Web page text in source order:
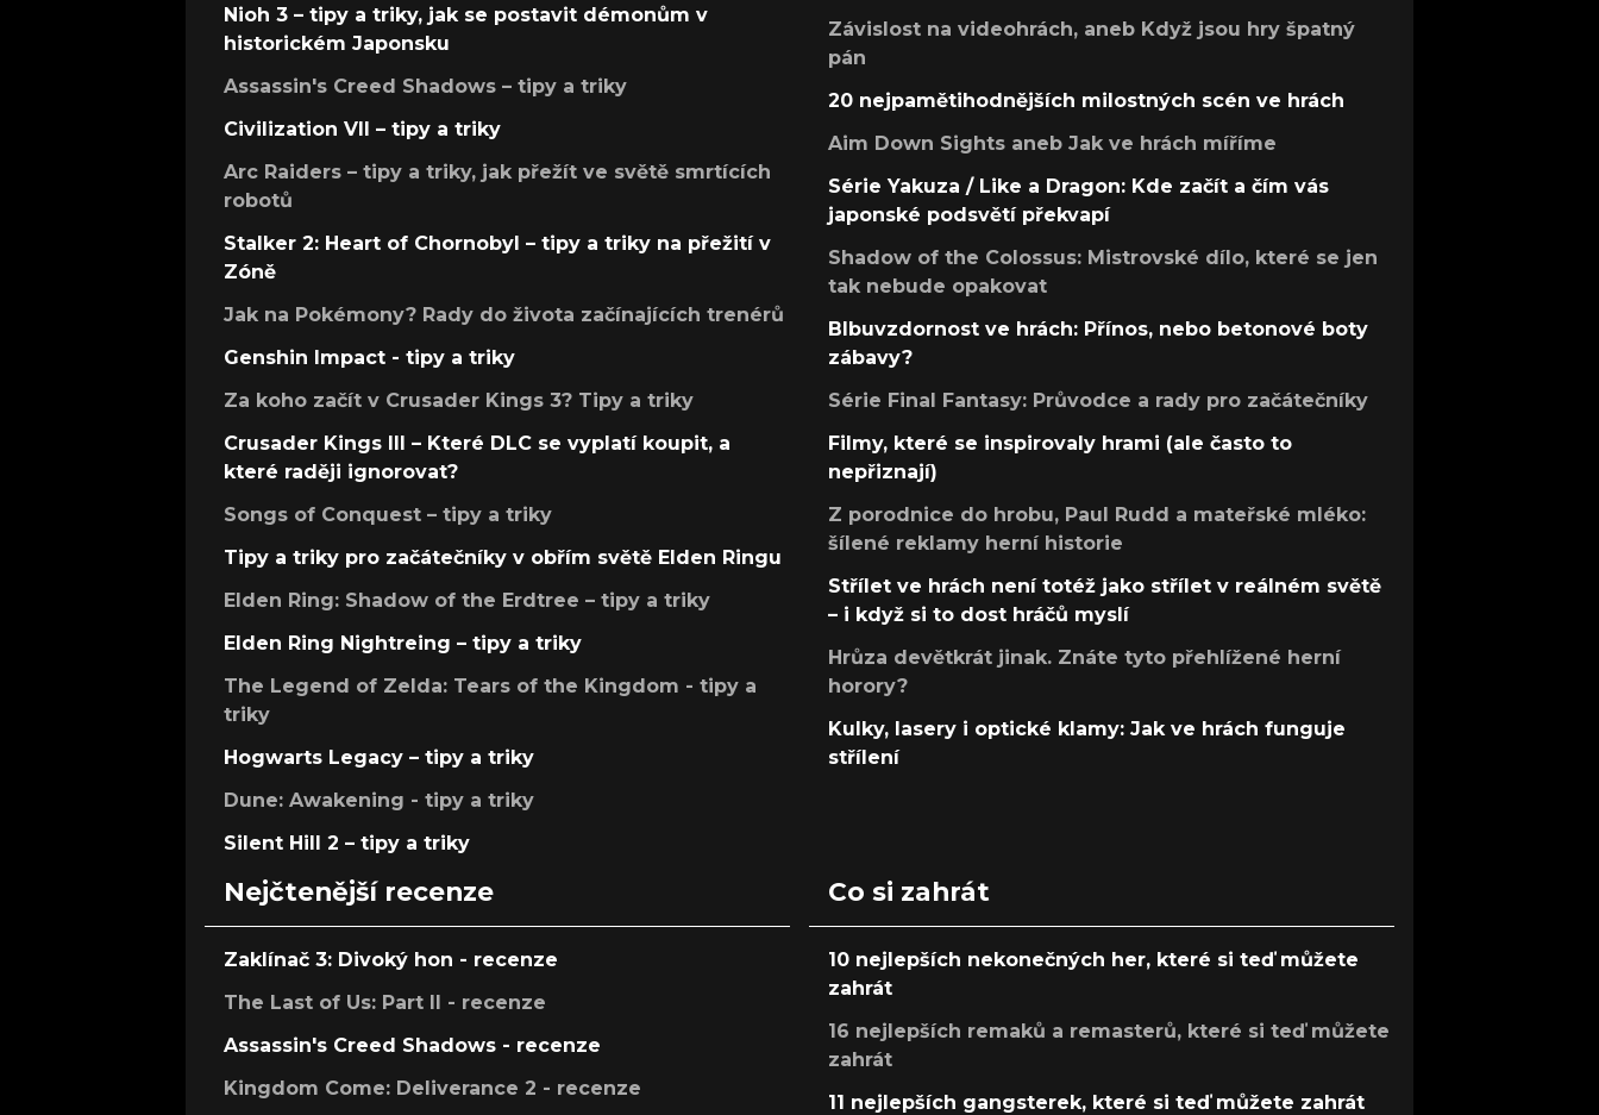
Nioh 3 – tipy a triky, jak se postavit démonům v
historickém Japonsku
Assassin's Creed Shadows – tipy a triky
Civilization VII – tipy a triky
Arc Raiders – tipy a triky, jak přežít ve světě smrtících
robotů
Stalker 2: Heart of Chornobyl – tipy a triky na přežití v
Zóně
Jak na Pokémony? Rady do života začínajících trenérů
Genshin Impact - tipy a triky
Za koho začít v Crusader Kings 3? Tipy a triky
Crusader Kings III – Které DLC se vyplatí koupit, a
které raději ignorovat?
Songs of Conquest – tipy a triky
Tipy a triky pro začátečníky v obřím světě Elden Ringu
Elden Ring: Shadow of the Erdtree – tipy a triky
Elden Ring Nightreing – tipy a triky
The Legend of Zelda: Tears of the Kingdom - tipy a
triky
Hogwarts Legacy – tipy a triky
Dune: Awakening - tipy a triky
Silent Hill 2 – tipy a triky
Závislost na videohrách, aneb Když jsou hry špatný
pán
20 nejpamětihodnějších milostných scén ve hrách
Aim Down Sights aneb Jak ve hrách míříme
Série Yakuza / Like a Dragon: Kde začít a čím vás
japonské podsvětí překvapí
Shadow of the Colossus: Mistrovské dílo, které se jen
tak nebude opakovat
Blbuvzdornost ve hrách: Přínos, nebo betonové boty
zábavy?
Série Final Fantasy: Průvodce a rady pro začátečníky
Filmy, které se inspirovaly hrami (ale často to
nepřiznají)
Z porodnice do hrobu, Paul Rudd a mateřské mléko:
šílené reklamy herní historie
Střílet ve hrách není totéž jako střílet v reálném světě
– i když si to dost hráčů myslí
Hrůza devětkrát jinak. Znáte tyto přehlížené herní
horory?
Kulky, lasery i optické klamy: Jak ve hrách funguje
střílení
Nejčtenější recenze
Zaklínač 3: Divoký hon - recenze
The Last of Us: Part II - recenze
Assassin's Creed Shadows - recenze
Kingdom Come: Deliverance 2 - recenze
Co si zahrát
10 nejlepších nekonečných her, které si teď můžete
zahrát
16 nejlepších remaků a remasterů, které si teď můžete
zahrát
11 nejlepších gangsterek, které si teď můžete zahrát